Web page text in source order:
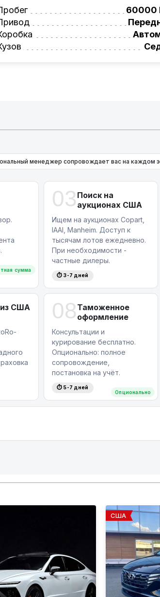
программа на НОВЫЕ
+375 (29) 689-20-20
и с небольшими повреждениями.
60000
менеджер сопровождает вас на каждом
сумма
03 Поиск на
аукционах США
Ищем на аукционах Copart,
IAAI, Manheim. Доступ к
тысячам лотов ежедневно.
При необходимости -
частные дилеры.
⏱ 3-7 дней
США 08 Таможенное
оформление
Опционально
Консультации и
курирование бесплатно.
Опционально: полное
сопровождение,
постановка на учёт.
⏱ 5-7 дней
США